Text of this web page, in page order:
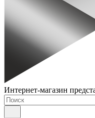
Интернет-магазин